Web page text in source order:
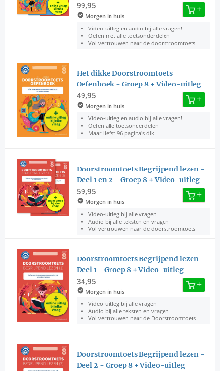
99,95
Morgen in huis
Video-uitleg en audio bij alle vragen!
Oefen met alle toetsonderdelen
Vol vertrouwen naar de doorstroomtoets
Het dikke Doorstroomtoets
Oefenboek - Groep 8 + Video-uitleg
49,95
Morgen in huis
Video-uitleg en audio bij alle vragen!
Oefen alle toetsonderdelen
Maar liefst 96 pagina's dik
Doorstroomtoets Begrijpend lezen -
Deel 1 en 2 - Groep 8 + Video-uitleg
59,95
Morgen in huis
Video-uitleg bij alle vragen
Audio bij alle teksten en vragen
Vol vertrouwen naar de doorstroomtoets
Doorstroomtoets Begrijpend lezen -
Deel 1 - Groep 8 + Video-uitleg
34,95
Morgen in huis
Video-uitleg bij alle vragen
Audio bij alle teksten en vragen
Vol vertrouwen naar de Doorstroomtoets
Doorstroomtoets Begrijpend lezen -
Deel 2 - Groep 8 + Video-uitleg